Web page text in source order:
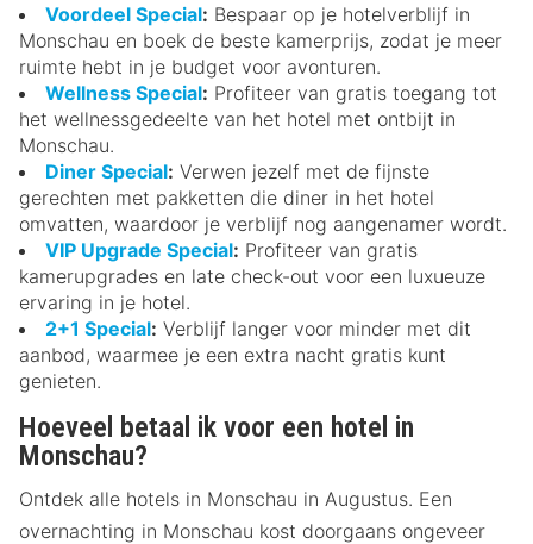
Voordeel Special: Bespaar op je hotelverblijf in
Monschau en boek de beste kamerprijs, zodat je meer
ruimte hebt in je budget voor avonturen.
Wellness Special: Profiteer van gratis toegang tot
het wellnessgedeelte van het hotel met ontbijt in
Monschau.
Diner Special: Verwen jezelf met de fijnste
gerechten met pakketten die diner in het hotel
omvatten, waardoor je verblijf nog aangenamer wordt.
VIP Upgrade Special: Profiteer van gratis
kamerupgrades en late check-out voor een luxueuze
ervaring in je hotel.
2+1 Special: Verblijf langer voor minder met dit
aanbod, waarmee je een extra nacht gratis kunt
genieten.
Hoeveel betaal ik voor een hotel in
Monschau?
Ontdek alle hotels in Monschau in Augustus. Een
overnachting in Monschau kost doorgaans ongeveer